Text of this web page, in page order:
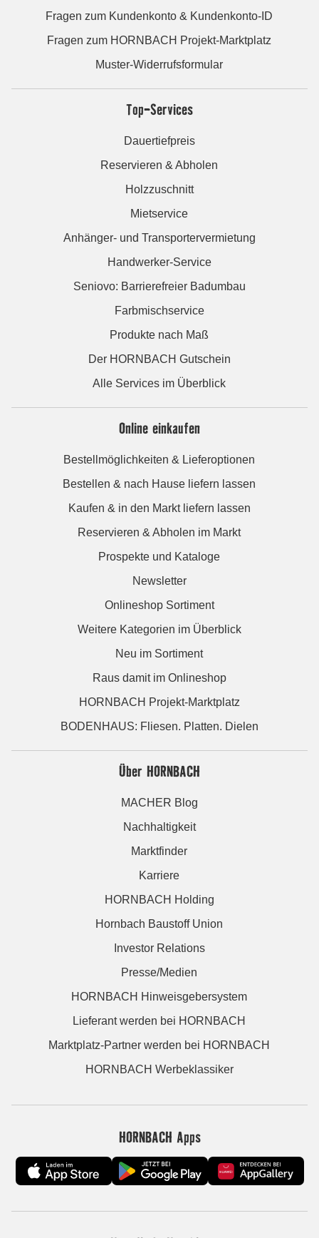
Fragen zum Kundenkonto & Kundenkonto-ID
Fragen zum HORNBACH Projekt-Marktplatz
Muster-Widerrufsformular
Top-Services
Dauertiefpreis
Reservieren & Abholen
Holzzuschnitt
Mietservice
Anhänger- und Transportervermietung
Handwerker-Service
Seniovo: Barrierefreier Badumbau
Farbmischservice
Produkte nach Maß
Der HORNBACH Gutschein
Alle Services im Überblick
Online einkaufen
Bestellmöglichkeiten & Lieferoptionen
Bestellen & nach Hause liefern lassen
Kaufen & in den Markt liefern lassen
Reservieren & Abholen im Markt
Prospekte und Kataloge
Newsletter
Onlineshop Sortiment
Weitere Kategorien im Überblick
Neu im Sortiment
Raus damit im Onlineshop
HORNBACH Projekt-Marktplatz
BODENHAUS: Fliesen. Platten. Dielen
Über HORNBACH
MACHER Blog
Nachhaltigkeit
Marktfinder
Karriere
HORNBACH Holding
Hornbach Baustoff Union
Investor Relations
Presse/Medien
HORNBACH Hinweisgebersystem
Lieferant werden bei HORNBACH
Marktplatz-Partner werden bei HORNBACH
HORNBACH Werbeklassiker
HORNBACH Apps